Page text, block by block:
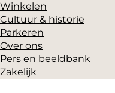
Winkelen
Cultuur & historie
Parkeren
Over ons
Pers en beeldbank
Zakelijk